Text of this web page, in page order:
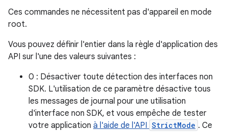
Ces commandes ne nécessitent pas d'appareil en mode
root.
Vous pouvez définir l'entier dans la règle d'application des
API sur l'une des valeurs suivantes :
0 : Désactiver toute détection des interfaces non
SDK. L'utilisation de ce paramètre désactive tous
les messages de journal pour une utilisation
d'interface non SDK, et vous empêche de tester
votre application à l'aide de l'API StrictMode . Ce